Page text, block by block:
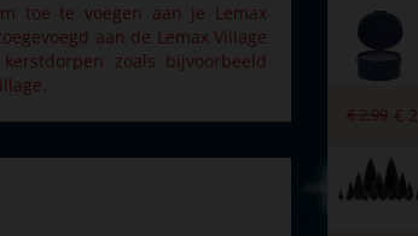
toe te voegen aan je Lemax
aan de Lemax Village
zoals bijvoorbeeld
€2,99 € 2